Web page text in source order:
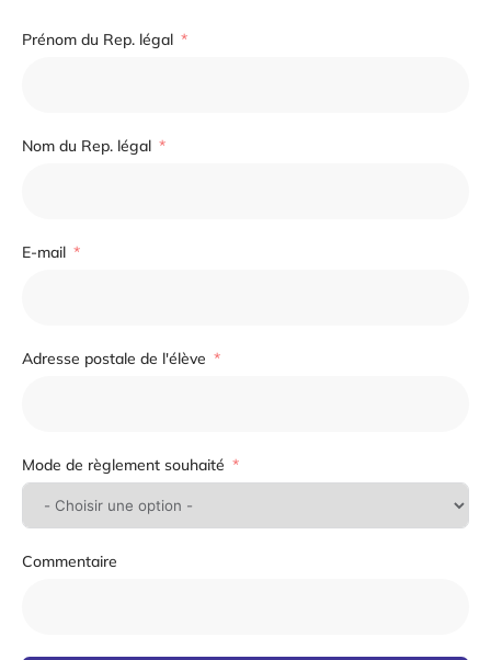
Prénom du Rep. légal
Nom du Rep. légal
E-mail
Adresse postale de l'élève
Mode de règlement souhaité
Commentaire